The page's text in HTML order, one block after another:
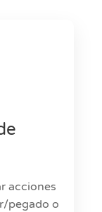
acciones
pegado o